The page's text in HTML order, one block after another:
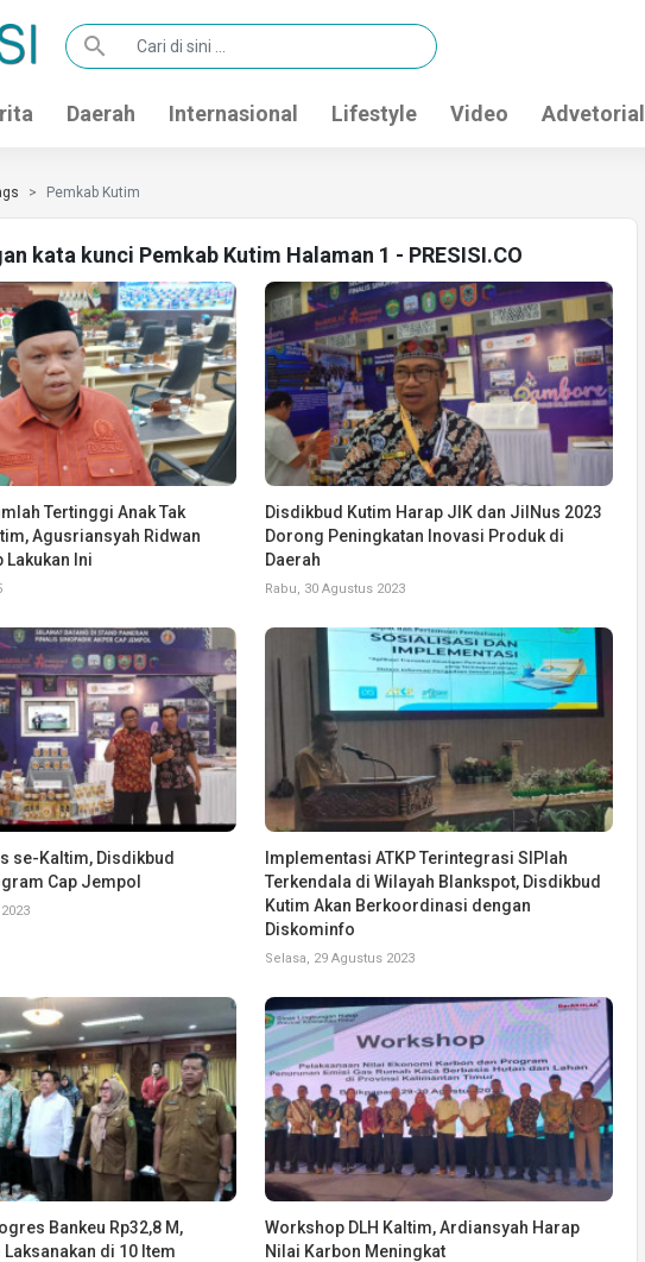
search
Daerah Internasional Lifestyle Video Advetorial
Pemkab Kutim
kata kunci Pemkab Kutim Halaman 1 - PRESISI.CO
Tertinggi Anak Tak
Agusriansyah Ridwan
Lakukan Ini
Disdikbud Kutim Harap JIK dan JilNus 2023
Dorong Peningkatan Inovasi Produk di
Daerah
Rabu, 30 Agustus 2023
se-Kaltim, Disdikbud
Cap Jempol
Implementasi ATKP Terintegrasi SIPlah
Terkendala di Wilayah Blankspot, Disdikbud
Kutim Akan Berkoordinasi dengan
Diskominfo
Selasa, 29 Agustus 2023
Bankeu Rp32,8 M,
Laksanakan di 10 Item
Workshop DLH Kaltim, Ardiansyah Harap
Nilai Karbon Meningkat